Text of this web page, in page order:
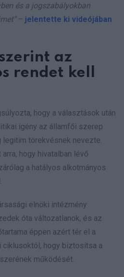
és a jogszabályokban
– jelentette ki videójában
az
rendet kell
hogy a választások után
igény az államfői szerep
legitim törekvésnek nevezte.
hogy hivatalban lévő
a hatályos alkotmányos
elnöki intézmény
óta változatlanok, és az
éppen azért tér el a
ciklusoktól, hogy biztosítsa a
működését.